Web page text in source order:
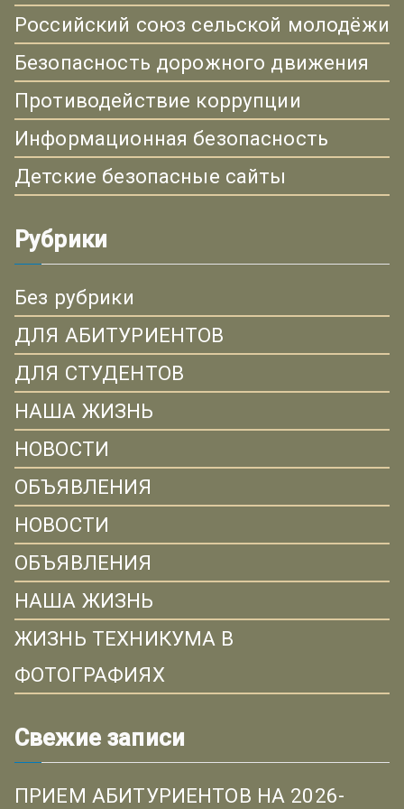
Российский союз сельской молодёжи
Безопасность дорожного движения
Противодействие коррупции
Информационная безопасность
Детские безопасные сайты
Рубрики
Без рубрики
ДЛЯ АБИТУРИЕНТОВ
ДЛЯ СТУДЕНТОВ
НАША ЖИЗНЬ
НОВОСТИ
ОБЪЯВЛЕНИЯ
НОВОСТИ
ОБЪЯВЛЕНИЯ
НАША ЖИЗНЬ
ЖИЗНЬ ТЕХНИКУМА В
ФОТОГРАФИЯХ
Свежие записи
ПРИЕМ АБИТУРИЕНТОВ НА 2026-